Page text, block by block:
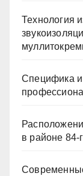
Технология
Специфика
в районе